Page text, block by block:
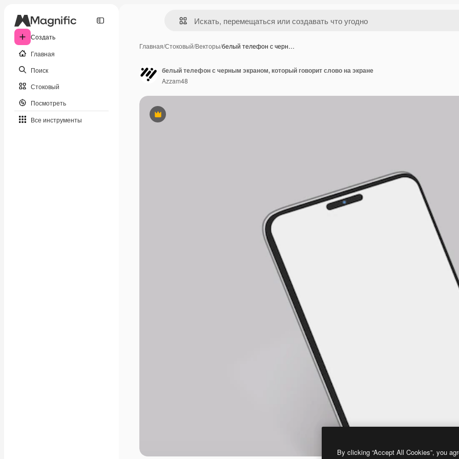
Создать
Главная
Поиск
Стоковый
Посмотреть
Все инструменты
Главная/Стоковый/Векторы/белый телефон с черн…
Премиум
белый телефон с черным экраном, который говорит слово на экране
Azzam48
By clicking “Accept All Cookies”, you